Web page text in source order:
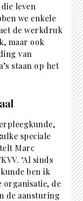
leven
we enkele
de werkdruk
maar ook
van
staan op het
speciale
Marc
‘Al sinds
ben ik
de
de aansturing